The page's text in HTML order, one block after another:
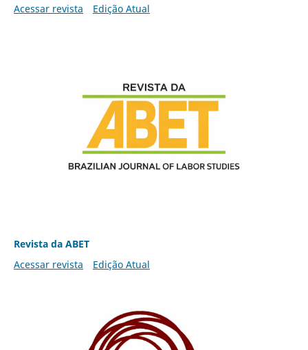
Acessar revista Edição Atual
Revista da ABET
Acessar revista
Edição Atual